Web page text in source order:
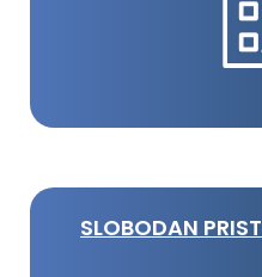
SLOBODAN